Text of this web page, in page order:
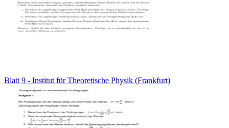
Blatt 9 - Institut für Theoretische Physik (Frankfurt)